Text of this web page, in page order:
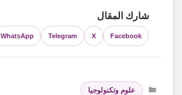
شارك المقال
Facebook
X
Telegram
WhatsApp
التصنيفات
علوم وتكنولوجيا